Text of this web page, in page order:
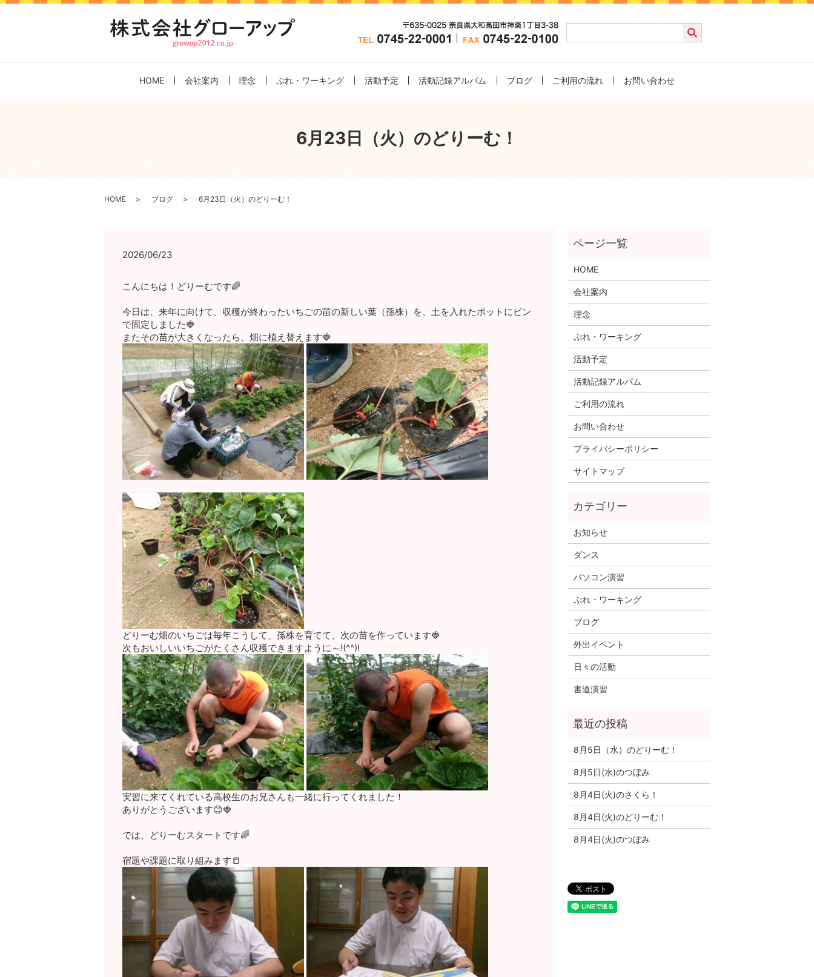
HOME 会社案内 理念 ぷれ・ワーキング 活動予定 活動記録アルバム ブログ ご利用の流れ お問い合わせ
6月23日（火）のどりーむ！
HOME ブログ 6月23日（火）のどりーむ！
2026/06/23
こんにちは！どりーむです🌈
今日は、来年に向けて、収穫が終わったいちごの苗の新しい葉（孫株）を、土を入れたポットにピン
で固定しました🍓
またその苗が大きくなったら、畑に植え替えます🍓
どりーむ畑のいちごは毎年こうして、孫株を育てて、次の苗を作っています🍓
次もおいしいいちごがたくさん収穫できますように～!(^^)!
実習に来てくれている高校生のお兄さんも一緒に行ってくれました！
ありがとうございます😊🍓
では、どりーむスタートです🌈
宿題や課題に取り組みます📒
HOME
会社案内
理念
ぷれ・ワーキング
活動予定
活動記録アルバム
ご利用の流れ
お問い合わせ
プライバシーポリシー
サイトマップ
お知らせ
ダンス
パソコン演習
ぷれ・ワーキング
ブログ
外出イベント
日々の活動
書道演習
8月5日（水）のどりーむ！
8月5日(水)のつぼみ
8月4日(火)のさくら！
8月4日(火)のどりーむ！
8月4日(火)のつぼみ